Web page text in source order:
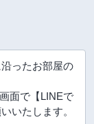
ったお部屋の
面で【LINEで
いたします。